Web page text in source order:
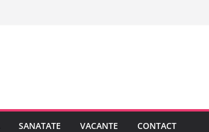
SANATATE VACANTE CONTACT